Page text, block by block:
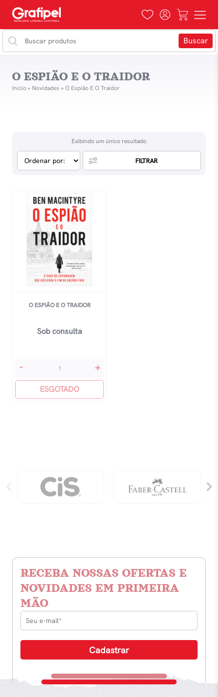
O ESPIÃO E O TRAIDOR
Início» Novidades » O Espião E O Traidor
Exibindo um único resultado
FILTRAR
O ESPIÃO E O TRAIDOR
Sob consulta
O
O
- +
ESGOTADO
RECEBA NOSSAS OFERTAS E
NOVIDADES EM PRIMEIRA
MÃO